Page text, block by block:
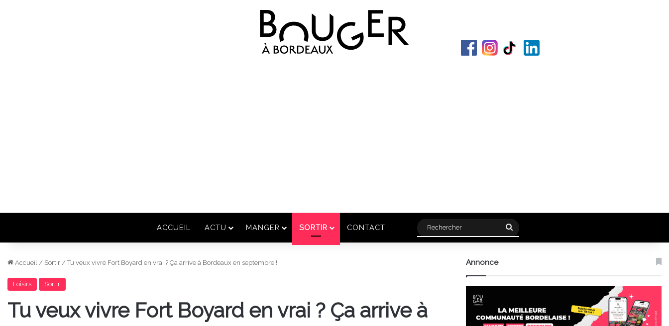
ACCUEIL ACTU MANGER SORTIR CONTACT Rechercher
Accueil / Sortir / Tu veux vivre Fort Boyard en vrai ? Ça arrive à Bordeaux en septembre !
Loisirs Sortir
Tu veux vivre Fort Boyard en vrai ? Ça arrive à
Annonce